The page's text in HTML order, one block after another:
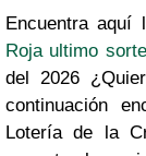
Encuentra aquí
Roja ultimo
del 2026
continuación
Lotería de la